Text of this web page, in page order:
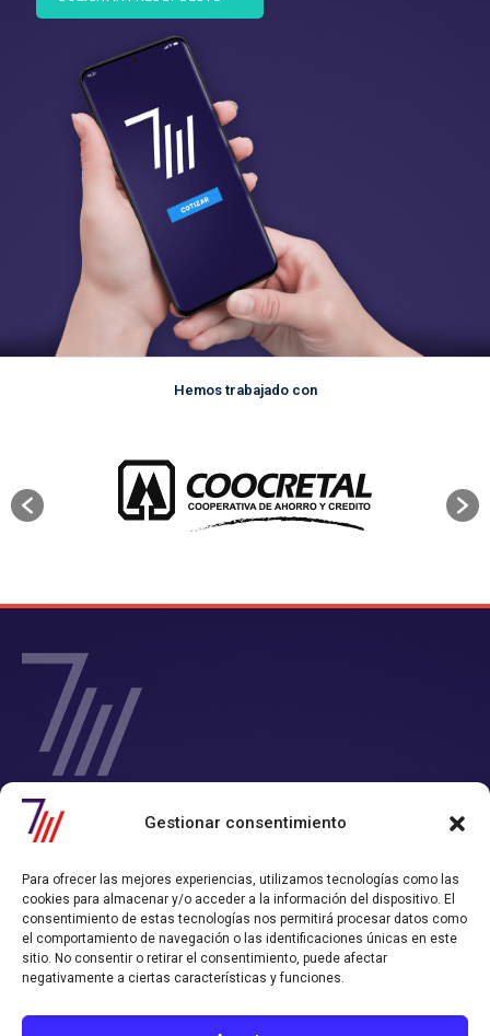
Gestionar consentimiento
Para ofrecer las mejores experiencias, utilizamos tecnologías como las
cookies para almacenar y/o acceder a la información del dispositivo. El
consentimiento de estas tecnologías nos permitirá procesar datos como
el comportamiento de navegación o las identificaciones únicas en este
sitio. No consentir o retirar el consentimiento, puede afectar
negativamente a ciertas características y funciones.
Hemos trabajado con
SIETE Y MEDIA - Agencia de Marketing Digital en
Chile
el que consigues tiempo y rentabilidad.
Nos convertimos en tu departamento de Marketing Online, y
trabajamos alineados con los objetivos de ventas que hayas definido.
Política de Privacidad Política de Cookies
CONTACTO AGENCIA